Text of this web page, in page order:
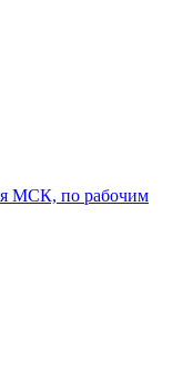
МСК, по рабочим